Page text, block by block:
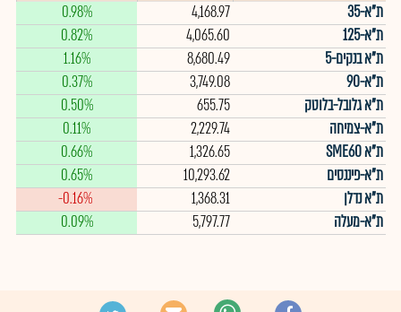
ת"א-35
4,168.97
0.98%
ת"א-125
4,065.60
0.82%
ת"א בנקים-5
8,680.49
1.16%
ת"א-90
3,749.08
0.37%
ת"א גלובל-בלוטק
655.75
0.50%
ת"א-צמיחה
2,229.74
0.11%
ת"א SME60
1,326.65
0.66%
ת"א-פיננסים
10,293.62
0.65%
ת"א נדלן
1,368.31
-0.16%
ת"א-מעלה
5,797.77
0.09%